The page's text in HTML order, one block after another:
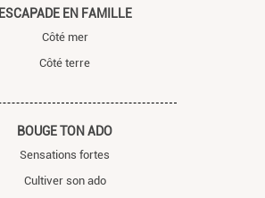
ESCAPADE EN FAMILLE
Côté mer
Côté terre
BOUGE TON ADO
Sensations fortes
Cultiver son ado